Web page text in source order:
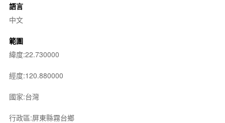
語言
中文
範圍
緯度:22.730000
經度:120.880000
國家:台灣
行政區:屏東縣霧台鄉